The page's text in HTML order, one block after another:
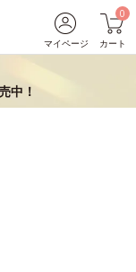
マイページ
0
カート
中！